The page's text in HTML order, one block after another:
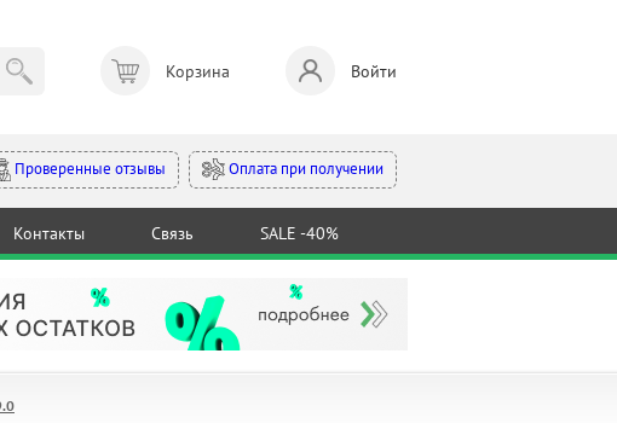
Корзина Войти
Проверенные отзывы Оплата при получении
Контакты Связь SALE -40%